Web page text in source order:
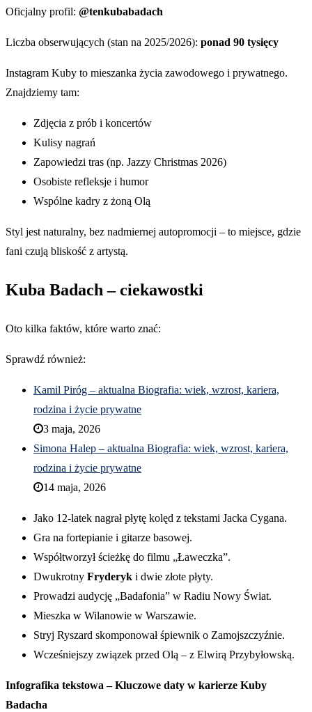
Oficjalny profil: @tenkubabadach
Liczba obserwujących (stan na 2025/2026): ponad 90 tysięcy
Instagram Kuby to mieszanka życia zawodowego i prywatnego.
Znajdziemy tam:
Zdjęcia z prób i koncertów
Kulisy nagrań
Zapowiedzi tras (np. Jazzy Christmas 2026)
Osobiste refleksje i humor
Wspólne kadry z żoną Olą
Styl jest naturalny, bez nadmiernej autopromocji – to miejsce, gdzie
fani czują bliskość z artystą.
Kuba Badach – ciekawostki
Oto kilka faktów, które warto znać:
Sprawdź również:
Kamil Piróg – aktualna Biografia: wiek, wzrost, kariera,
rodzina i życie prywatne
3 maja, 2026
Simona Halep – aktualna Biografia: wiek, wzrost, kariera,
rodzina i życie prywatne
14 maja, 2026
Jako 12-latek nagrał płytę kolęd z tekstami Jacka Cygana.
Gra na fortepianie i gitarze basowej.
Współtworzył ścieżkę do filmu „Ławeczka”.
Dwukrotny Fryderyk i dwie złote płyty.
Prowadzi audycję „Badafonia” w Radiu Nowy Świat.
Mieszka w Wilanowie w Warszawie.
Stryj Ryszard skomponował śpiewnik o Zamojszczyźnie.
Wcześniejszy związek przed Olą – z Elwirą Przybyłowską.
Infografika tekstowa – Kluczowe daty w karierze Kuby
Badacha